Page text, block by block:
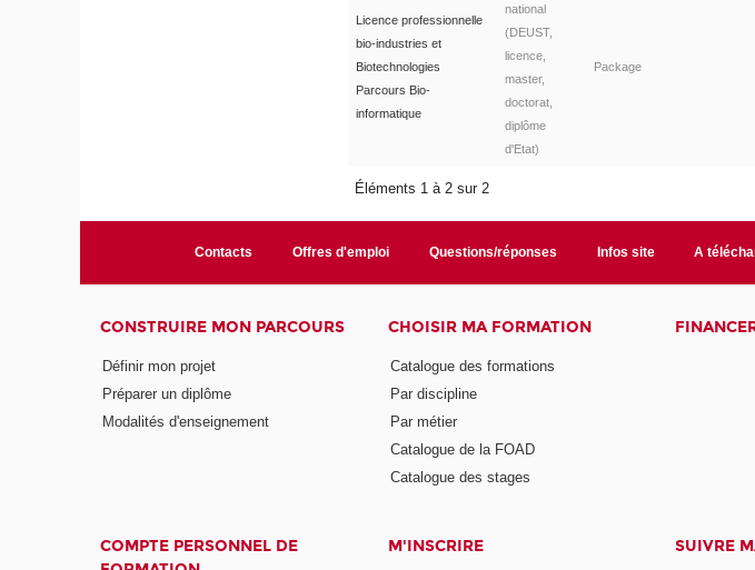
Licence professionnelle
bio-industries et
Biotechnologies
Parcours Bio-
informatique
national
(DEUST,
licence,
master,
doctorat,
diplôme
d'Etat)
Package
Éléments 1 à 2 sur 2
Contacts Offres d'emploi Questions/réponses Infos site A
CONSTRUIRE MON PARCOURS
Définir mon projet
Préparer un diplôme
Modalités d'enseignement
CHOISIR MA FORMATION
Catalogue des formations
Par discipline
Par métier
Catalogue de la FOAD
Catalogue des stages
COMPTE PERSONNEL DE
M'INSCRIRE SUIVRE